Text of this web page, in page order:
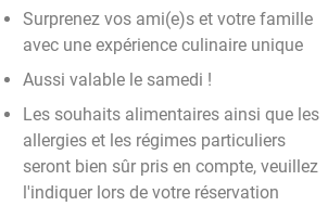
Surprenez vos ami(e)s et votre famille
avec une expérience culinaire unique
Aussi valable le samedi !
Les souhaits alimentaires ainsi que les
allergies et les régimes particuliers
seront bien sûr pris en compte, veuillez
l'indiquer lors de votre réservation